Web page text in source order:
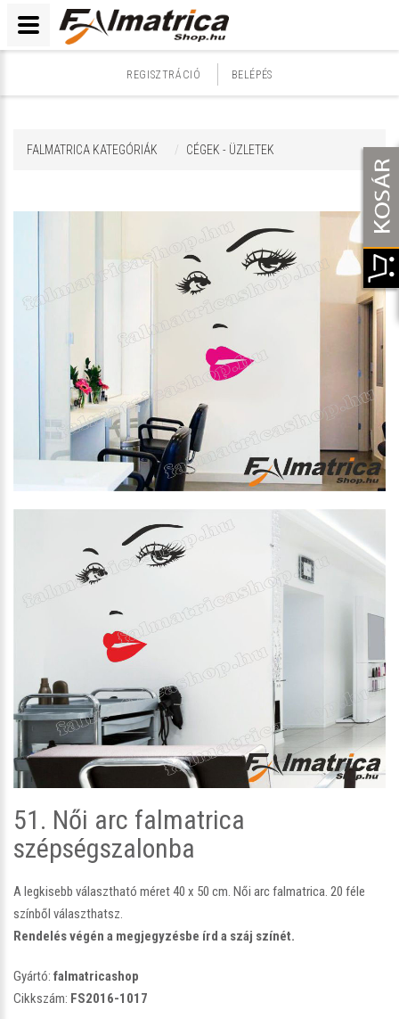
REGISZTRÁCIÓ BELÉPÉS
FALMATRICA KATEGÓRIÁK CÉGEK - ÜZLETEK
51. Női arc falmatrica
szépségszalonba
A legkisebb választható méret 40 x 50 cm. Női arc falmatrica. 20 féle
színből választhatsz.
Rendelés végén a megjegyzésbe írd a száj színét.
Gyártó: falmatricashop
Cikkszám: FS2016-1017